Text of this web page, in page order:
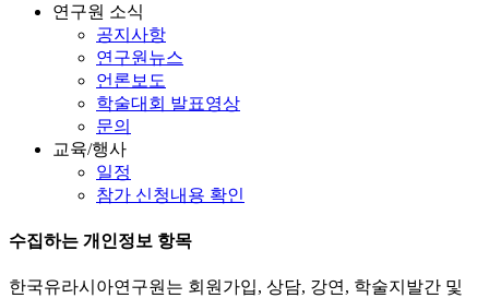
연구원 소식
공지사항
연구원뉴스
언론보도
학술대회 발표영상
문의
교육/행사
일정
참가 신청내용 확인
수집하는 개인정보 항목
한국유라시아연구원는 회원가입, 상담, 강연, 학술지발간 및